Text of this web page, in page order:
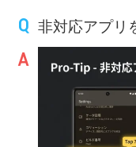
非対応アプリ